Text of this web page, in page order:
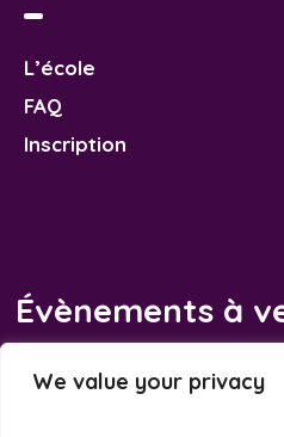
We value your privacy
L’école
FAQ
Inscription
Évènements à
Notice Il n’y a pas d’évènements à venir.